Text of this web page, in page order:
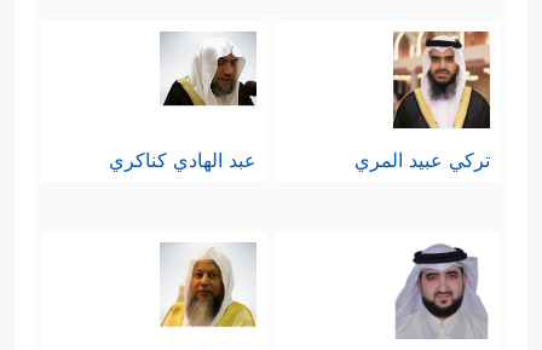
تركي عبيد المري عبد الهادي كناكري